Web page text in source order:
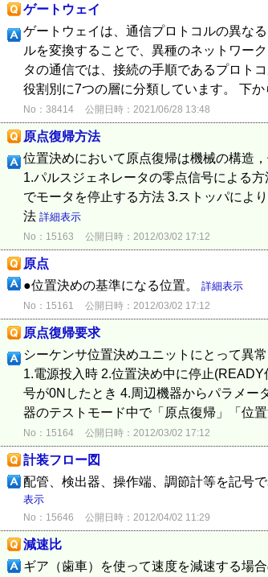
ゲートウェイ
ゲートウェイは、通信プロトコルの異な
ルを変換することで、異種のネットワー
タの通信では、接続の手順であるプロト
役割別に7つの層に分類しています。 下か
No：38414 公開日時：2021/06/28 13:48
原点復帰方法
位置決めにおいて原点復帰は機械の構造
1.パルスジェネレータの零点信号による
でモータを停止する方法 3.ストッパによ
法 詳細表示
No：15163 公開日時：2012/03/02 17:12
原点
●位置決めの基準になる位置。 詳細表示
No：15161 公開日時：2012/03/02 17:12
原点復帰要求
シーケンサ位置決めユニットにとって異
1.電源投入時 2.位置決め中に停止
号が0Nしたとき 4.周辺機器からパラメー
器のテストモード中で「原点復帰」「位
No：15164 公開日時：2012/03/02 17:12
計装フロー図
配管、検出器、操作端、調節計等を記号
表示
No：15646 公開日時：2012/04/02 11:29
減速比
ギア（歯車）を使って速度を減速する場